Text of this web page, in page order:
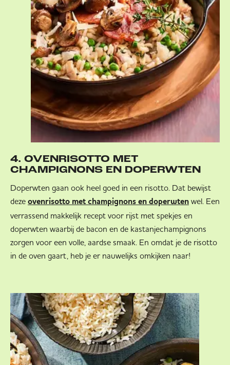
4. OVENRISOTTO MET
CHAMPIGNONS EN DOPERWTEN
Doperwten gaan ook heel goed in een risotto. Dat bewijst
deze ovenrisotto met champignons en doperwten wel. Een
verrassend makkelijk recept voor rijst met spekjes en
doperwten waarbij de bacon en de kastanjechampignons
zorgen voor een volle, aardse smaak. En omdat je de risotto
in de oven gaart, heb je er nauwelijks omkijken naar!